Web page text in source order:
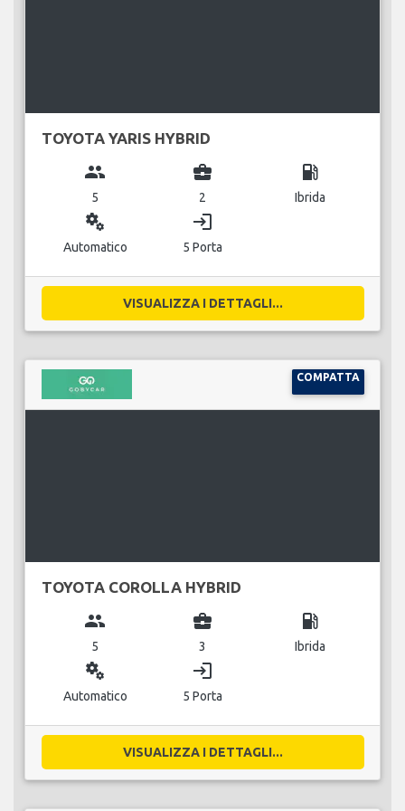
TOYOTA YARIS HYBRID
group
5
business_center
2
local_gas_station
Ibrida
miscellaneous_services
Automatico
login
5 Porta
VISUALIZZA I DETTAGLI...
COMPATTA
TOYOTA COROLLA HYBRID
group
5
business_center
3
local_gas_station
Ibrida
miscellaneous_services
Automatico
login
5 Porta
VISUALIZZA I DETTAGLI...